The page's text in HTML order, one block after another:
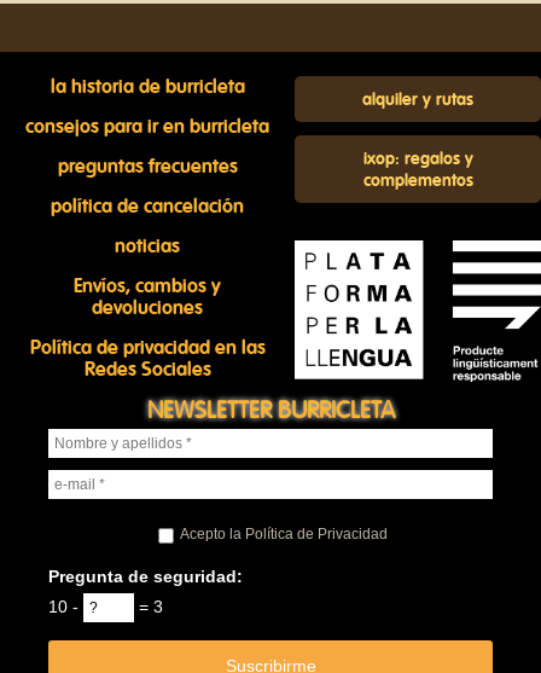
la historia de burricleta
consejos para ir en burricleta
preguntas frecuentes
política de cancelación
noticias
Envíos, cambios y
devoluciones
Política de privacidad en las
Redes Sociales
alquiler y rutas
ixop: regalos y
complementos
NEWSLETTER BURRICLETA
Acepto la Política de Privacidad
Pregunta de seguridad:
10 -
= 3